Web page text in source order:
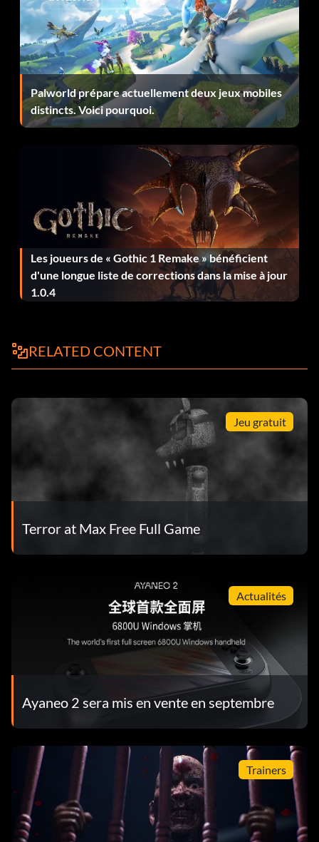
Soldat :
Terminez le jeu au moins une fois.
Croyez en Jupitor :
Terminez le jeu au moins une fois.
Appuyez sur R1, L2, L2, Carré, X, Triangle, Carré dans la
zone d'entraînement.
Procurez-vous un Manica :
autour de vous, à l'exception de ceux qui possèdent des
manicas. Procurez-vous ensuite un petit bouclier, effectuez
Palworld prépare actuellement deux jeux mobiles
distincts. Voici pourquoi.
Les joueurs de « Gothic 1 Remake » bénéficient
d'une longue liste de corrections dans la mise à jour
1.0.4
RELATED CONTENT
Jeu gratuit
Terror at Max Free Full Game
Actualités
Ayaneo 2 sera mis en vente en septembre
Trainers